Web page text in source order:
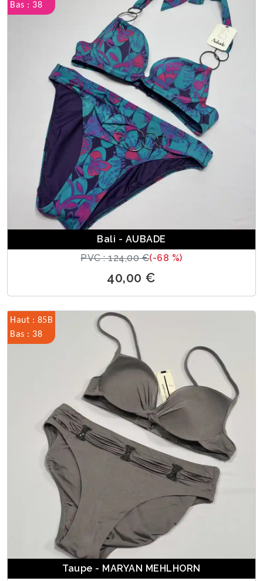
Bas : 38
Bali - AUBADE
PVC : 124,00 €(-68 %)
40,00 €
Haut : 85B
Bas : 38
Taupe - MARYAN MEHLHORN